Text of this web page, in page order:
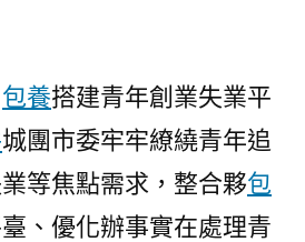
包養搭建青年創業失業平
城團市委牢牢繚繞青年追
等焦點需求，整合夥包
、優化辦事實在處理青